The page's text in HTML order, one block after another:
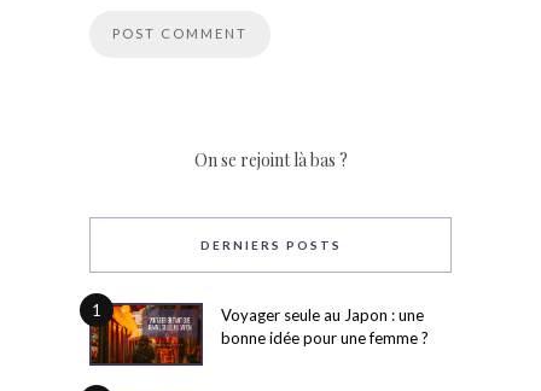
On se rejoint là bas ?
DERNIERS POSTS
1
Voyager seule au Japon : une
bonne idée pour une femme ?